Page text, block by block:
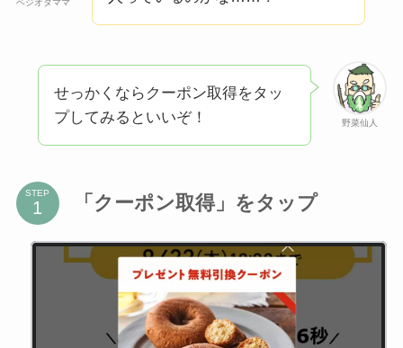
ベジオタママ
野菜仙人
せっかくならクーポン取得をタッ
プしてみるといいぞ！
STEP 「クーポン取得」をタップ